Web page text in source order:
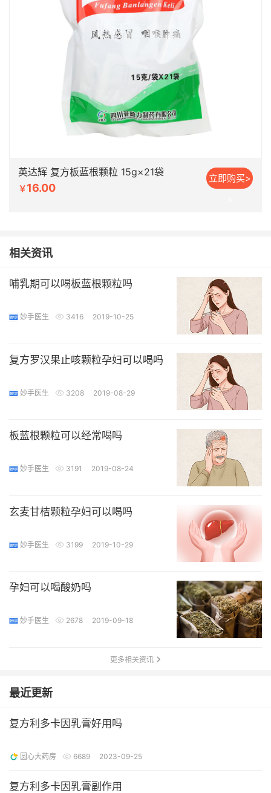
英达辉 复方板蓝根颗粒 15g×21袋
￥16.00
立即购买>
相关资讯
哺乳期可以喝板蓝根颗粒吗
妙手医生 3416 2019-10-25
复方罗汉果止咳颗粒孕妇可以喝吗
妙手医生 3208 2019-08-29
板蓝根颗粒可以经常喝吗
妙手医生 3191 2019-08-24
玄麦甘桔颗粒孕妇可以喝吗
妙手医生 3199 2019-10-29
孕妇可以喝酸奶吗
妙手医生 2678 2019-09-18
更多相关资讯
最近更新
复方利多卡因乳膏好用吗
圆心大药房 6689 2023-09-25
复方利多卡因乳膏副作用